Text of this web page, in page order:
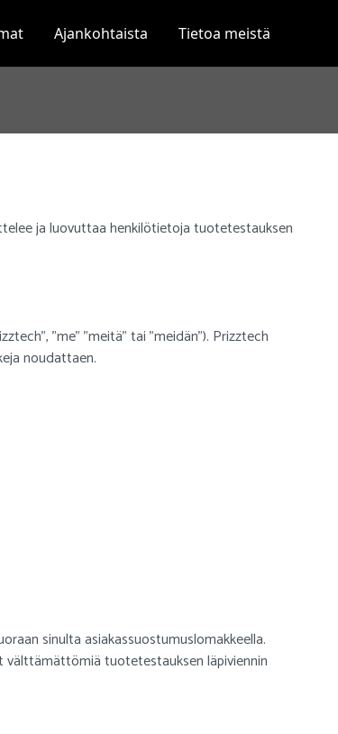
Ajankohtaista Tietoa meistä
ja luovuttaa henkilötietoja tuotetestauksen
”me” ”meitä” tai ”meidän”). Prizztech
noudattaen.
sinulta asiakassuostumuslomakkeella.
tuotetestauksen läpiviennin